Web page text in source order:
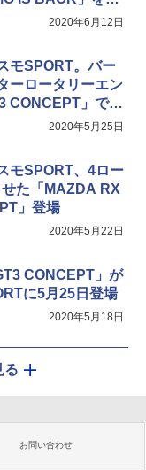
2020年6月12日
モSPORT。バー
ーロータリーエン
CONCEPT」でタ
2020年5月25日
モSPORT、4ロー
た「MAZDA RX
」登場
2020年5月22日
CONCEPT」が
に5月25日登場
2020年5月18日
る
お問い合わせ